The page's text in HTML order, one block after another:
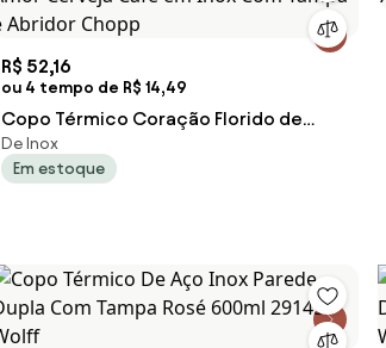
R$ 52,16
ou 4 tempo de R$ 14,49
Copo Térmico Coração Florido de
Amor Cerveja Café em Inox Com
Tampa e Abridor Chopp
De Inox
Em estoque